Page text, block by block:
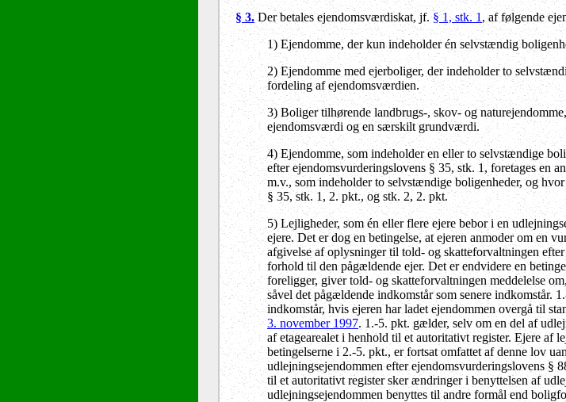
§ 3.Der betales ejendomsværdiskat, jf.§ 1, stk. 1, af følgende
1) Ejendomme, der kun indeholder én selvstændig
2) Ejendomme med ejerboliger, der indeholder to
fordeling af ejendomsværdien.
3) Boliger tilhørende landbrugs-, skov- og
ejendomsværdi og en særskilt grundværdi.
4) Ejendomme, som indeholder en eller to selvstændige
efter ejendomsvurderingslovens § 35, stk. 1, foretages en
m.v., som indeholder to selvstændige boligenheder, og
§ 35, stk. 1, 2. pkt., og stk. 2, 2. pkt.
5) Lejligheder, som én eller flere ejere bebor i en
ejere. Det er dog en betingelse, at ejeren anmoder om en
afgivelse af oplysninger til told- og skatteforvaltningen efter
forhold til den pågældende ejer. Det er endvidere en
foreligger, giver told- og skatteforvaltningen meddelelse
såvel det pågældende indkomstår som senere
indkomstår, hvis ejeren har ladet ejendommen overgå til
3. november 1997. 1.-5. pkt. gælder, selv om en del af
af etagearealet i henhold til et autoritativt register. Ejere
betingelserne i 2.-5. pkt., er fortsat omfattet af denne lov
udlejningsejendommen efter ejendomsvurderingslovens
til et autoritativt register sker ændringer i benyttelsen af
udlejningsejendommen benyttes til andre formål end